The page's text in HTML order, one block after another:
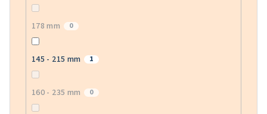
178 mm 0
145 - 215 mm 1
160 - 235 mm 0